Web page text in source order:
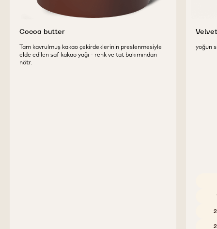
Cocoa butter
Tam kavrulmuş kakao çekirdeklerinin preslenmesiyle
elde edilen saf kakao yağı - renk ve tat bakımından
nötr.
Velvet
yoğun